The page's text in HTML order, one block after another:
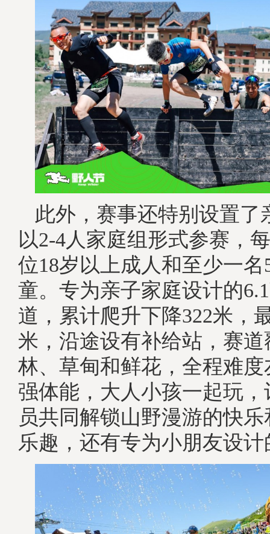
此外，赛事还特别设置了
以2-4人家庭组形式参赛，
位18岁以上成人和至少一名
童。专为亲子家庭设计的
道，累计爬升下降322米，
米，沿途设有补给站，赛
林、草甸和鲜花，全程难
强体能，大人小孩一起玩
员共同解锁山野漫游的快
乐趣，还有专为小朋友设